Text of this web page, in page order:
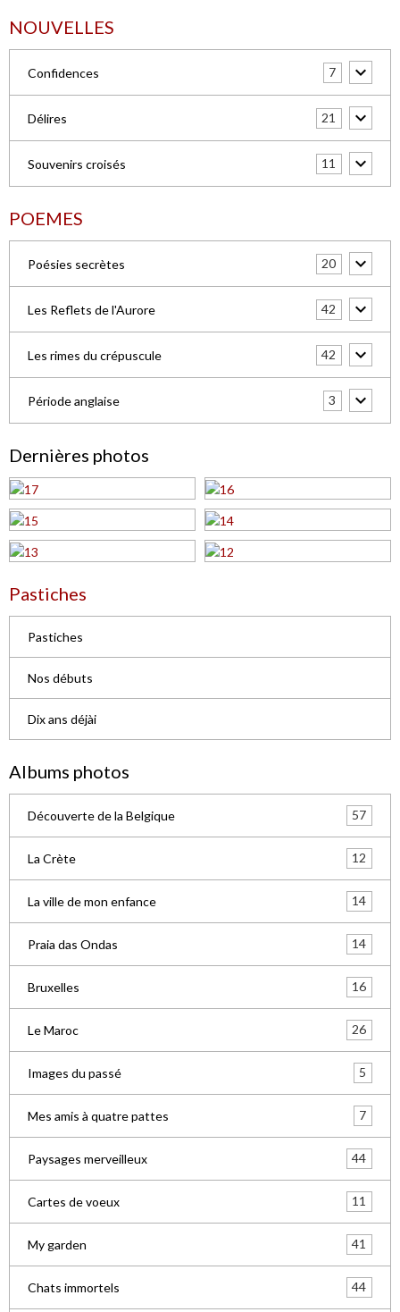
NOUVELLES
Confidences 7
Délires 21
Souvenirs croisés 11
POEMES
Poésies secrètes 20
Les Reflets de l'Aurore 42
Les rimes du crépuscule 42
Période anglaise 3
Dernières photos
Pastiches
Pastiches
Nos débuts
Dix ans déjài
Albums photos
Découverte de la Belgique 57
La Crète 12
La ville de mon enfance 14
Praia das Ondas 14
Bruxelles 16
Le Maroc 26
Images du passé 5
Mes amis à quatre pattes 7
Paysages merveilleux 44
Cartes de voeux 11
My garden 41
Chats immortels 44